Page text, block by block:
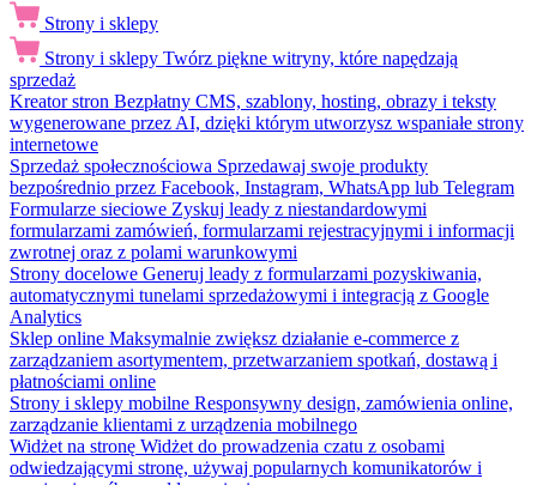
Strony i sklepy
Strony i sklepy Twórz piękne witryny, które napędzają
sprzedaż
Kreator stron Bezpłatny CMS, szablony, hosting, obrazy i teksty
wygenerowane przez AI, dzięki którym utworzysz wspaniałe strony
internetowe
Sprzedaż społecznościowa Sprzedawaj swoje produkty
bezpośrednio przez Facebook, Instagram, WhatsApp lub Telegram
Formularze sieciowe Zyskuj leady z niestandardowymi
formularzami zamówień, formularzami rejestracyjnymi i informacji
zwrotnej oraz z polami warunkowymi
Strony docelowe Generuj leady z formularzami pozyskiwania,
automatycznymi tunelami sprzedażowymi i integracją z Google
Analytics
Sklep online Maksymalnie zwiększ działanie e-commerce z
zarządzaniem asortymentem, przetwarzaniem spotkań, dostawą i
płatnościami online
Strony i sklepy mobilne Responsywny design, zamówienia online,
zarządzanie klientami z urządzenia mobilnego
Widżet na stronę Widżet do prowadzenia czatu z osobami
odwiedzającymi stronę, używaj popularnych komunikatorów i